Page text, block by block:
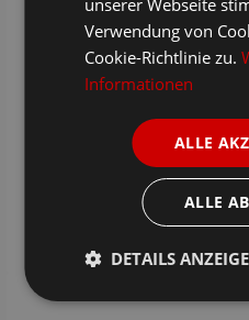
unserer Webseite
Verwendung von
Cookie-Richtlinie zu.
Informationen
ALLE
ALLE
DETAILS